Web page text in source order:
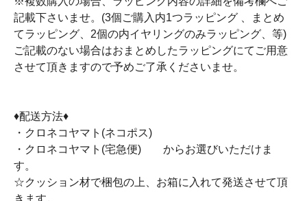
記載下さいませ。(3個ご購入内1つラッピング 、まとめ
てラッピング、2個の内イヤリングのみラッピング、等)
ご記載のない場合はおまとめしたラッピングにてご用意
させて頂きますので予めご了承くださいませ。
♦配送方法♦
・クロネコヤマト(ネコポス)
・クロネコヤマト(宅急便) からお選びいただけま
す。
☆クッション材で梱包の上、お箱に入れて発送させて頂
きます。